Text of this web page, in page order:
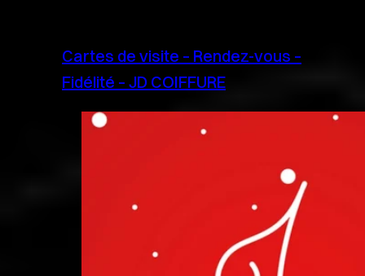
Cartes de visite – Rendez-vous –
Fidélité – JD COIFFURE